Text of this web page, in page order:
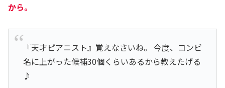
から。
『天才ピアニスト』覚えなさいね。 今度、コンビ
名に上がった候補30個くらいあるから教えたげる
♪